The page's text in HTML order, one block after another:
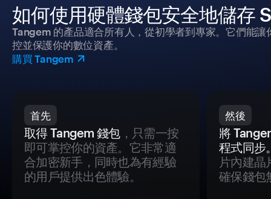
如何使用硬體錢包安全地儲存
Tangem 的產品適合所有人，從初學者到專家。它們能
控並保護你的數位資產。
購買 Tangem
首先
取得 Tangem 錢包，只需一按
即可掌控你的資產。它非常適
合加密新手，同時也為有經驗
的用戶提供出色體驗。
然後
將
程式同步
片內建晶
確保錢包